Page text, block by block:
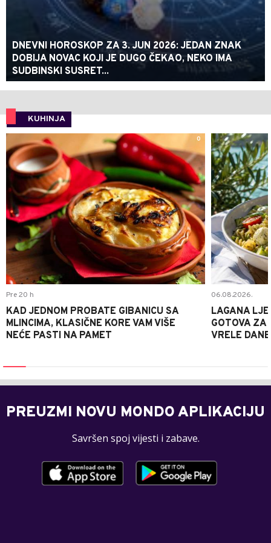
DNEVNI HOROSKOP ZA 3. JUN 2026: JEDAN ZNAK
DOBIJA NOVAC KOJI JE DUGO ČEKAO, NEKO IMA
SUDBINSKI SUSRET...
KUHINJA
0
Pre 20 h
KAD JEDNOM PROBATE GIBANICU SA
MLINCIMA, KLASIČNE KORE VAM VIŠE
NEĆE PASTI NA PAMET
06.08.2026.
LAGANA
GOTOVA ZA
VRELE DANE
PREUZMI NOVU MONDO APLIKACIJU
Savršen spoj vijesti i zabave.